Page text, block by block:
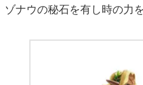
ゾナウの秘石を有し時の力